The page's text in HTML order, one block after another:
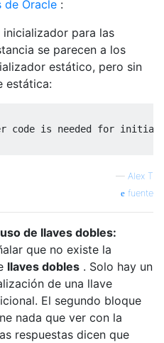
de Oracle :
para las
se parecen a los
estático, pero sin
estática:
code is needed for
— Alex T
fuente
de llaves dobles:
que no existe la
llaves dobles . Solo hay un
de una llave
El segundo bloque
nada que ver con la
respuestas dicen que